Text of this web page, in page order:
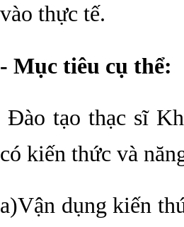
vào thực tế.
- Mục tiêu cụ thể:
Đào tạo thạc sĩ
có kiến thức và
a)Vận dụng kiến